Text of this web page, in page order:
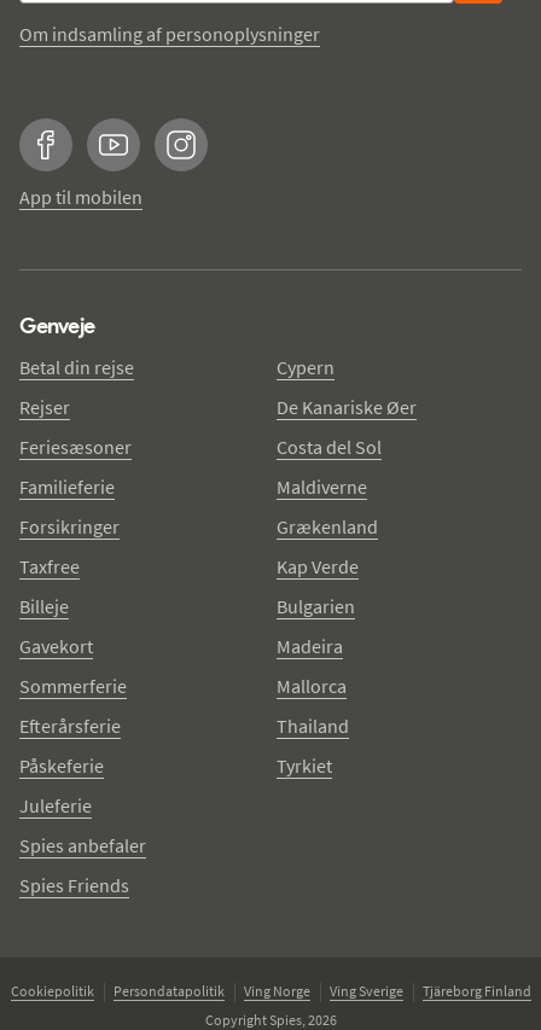
Om indsamling af personoplysninger
FacebookYouTubeInstagram
App til mobilen
Genveje
Betal din rejse
Rejser
Feriesæsoner
Familieferie
Forsikringer
Taxfree
Billeje
Gavekort
Sommerferie
Efterårsferie
Påskeferie
Juleferie
Spies anbefaler
Spies Friends
Cypern
De Kanariske Øer
Costa del Sol
Maldiverne
Grækenland
Kap Verde
Bulgarien
Madeira
Mallorca
Thailand
Tyrkiet
Cookiepolitik Persondatapolitik Ving Norge Ving Sverige
Tjäreborg Finland
Copyright Spies, 2026